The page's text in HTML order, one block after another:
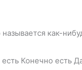
как-
Конечно есть